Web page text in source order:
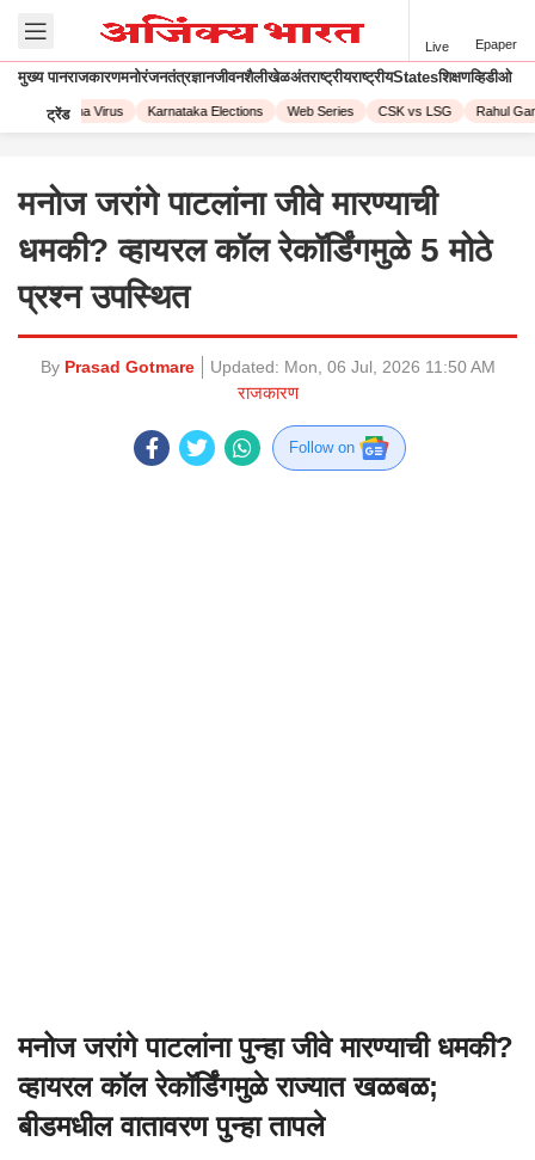
Live Epaper
मुख्य पानराजकारणमनोरंजनतंत्रज्ञानजीवनशैलीखेळअंतराष्ट्रीयराष्ट्रीयStatesशिक्षणव्हिडीओ
ट्रेंड
Corona Virus Karnataka Elections Web Series CSK vs LSG Rahul
मनोज जरांगे पाटलांना जीवे मारण्याची
धमकी? व्हायरल कॉल रेकॉर्डिंगमुळे 5 मोठे
प्रश्न उपस्थित
By Prasad Gotmare Updated: Mon, 06 Jul, 2026 11:50 AM
राजकारण
Follow on
मनोज जरांगे पाटलांना पुन्हा जीवे मारण्याची धमकी?
व्हायरल कॉल रेकॉर्डिंगमुळे राज्यात खळबळ;
बीडमधील वातावरण पुन्हा तापले